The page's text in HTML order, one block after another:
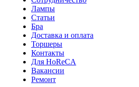
Лампы
Статьи
Бра
Доставка и оплата
Торшеры
Контакты
Для HoReCA
Вакансии
Ремонт